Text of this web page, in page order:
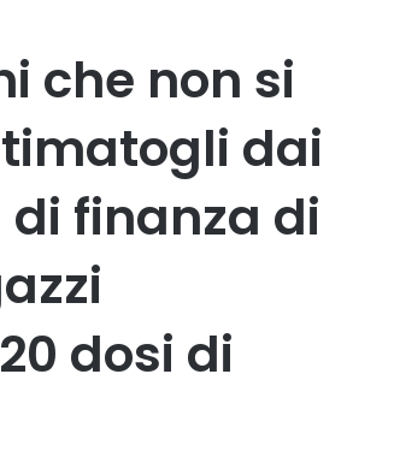
che non si
dai
finanza di
dosi di